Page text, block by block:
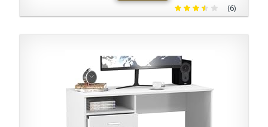
Estudio 120x55x85 cm
(6)